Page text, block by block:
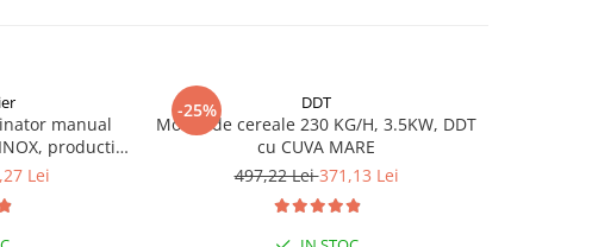
manual
productie
Lei
-25% DDT
Moara de cereale 230 KG/H, 3.5KW, DDT
cu CUVA MARE
497,22 Lei371,13 Lei